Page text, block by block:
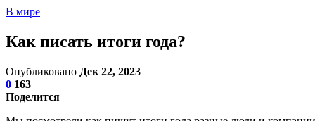
В мире
Как писать итоги года?
Опубликовано Дек 22, 2023
0 163
Поделится